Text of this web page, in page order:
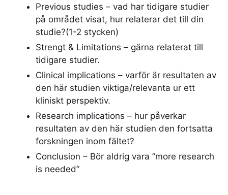
Previous studies – vad har tidigare studier
på området visat, hur relaterar det till din
studie?(1-2 stycken)
Strengt & Limitations – gärna relaterat till
tidigare studier.
Clinical implications – varför är resultaten av
den här studien viktiga/relevanta ur ett
kliniskt perspektiv.
Research implications – hur påverkar
resultaten av den här studien den fortsatta
forskningen inom fältet?
Conclusion – Bör aldrig vara ”more research
is needed”